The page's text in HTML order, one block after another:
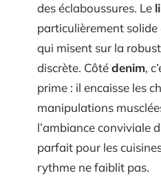
des éclaboussures. Le
particulièrement
qui misent sur la
discrète. Côtédenim,
prime : il encaisse les
manipulations
l’ambiance conviviale
parfait pour les
rythme ne faiblit pas.